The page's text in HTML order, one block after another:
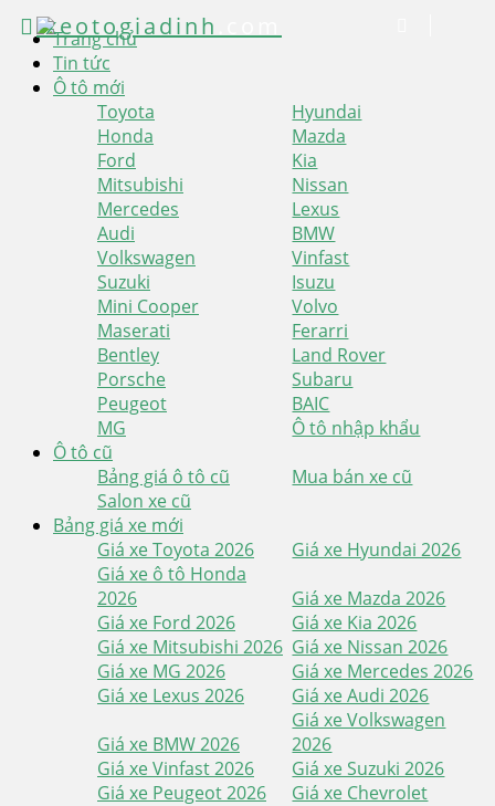
Trang chủ
Tin tức
Ô tô mới
Toyota
Hyundai
Honda
Mazda
Ford
Kia
Mitsubishi
Nissan
Mercedes
Lexus
Audi
BMW
Volkswagen
Vinfast
Suzuki
Isuzu
Mini Cooper
Volvo
Maserati
Ferarri
Bentley
Land Rover
Porsche
Subaru
Peugeot
BAIC
MG
Ô tô nhập khẩu
Ô tô cũ
Bảng giá ô tô cũ
Mua bán xe cũ
Salon xe cũ
Bảng giá xe mới
Giá xe Toyota 2026
Giá xe Hyundai 2026
Giá xe ô tô Honda
2026
Giá xe Mazda 2026
Giá xe Ford 2026
Giá xe Kia 2026
Giá xe Mitsubishi 2026 Giá xe Nissan 2026
Giá xe MG 2026
Giá xe Mercedes 2026
Giá xe Lexus 2026
Giá xe Audi 2026
Giá xe BMW 2026
Giá xe Volkswagen
2026
Giá xe Vinfast 2026
Giá xe Suzuki 2026
Giá xe Peugeot 2026
Giá xe Chevrolet
xeotogiadinh